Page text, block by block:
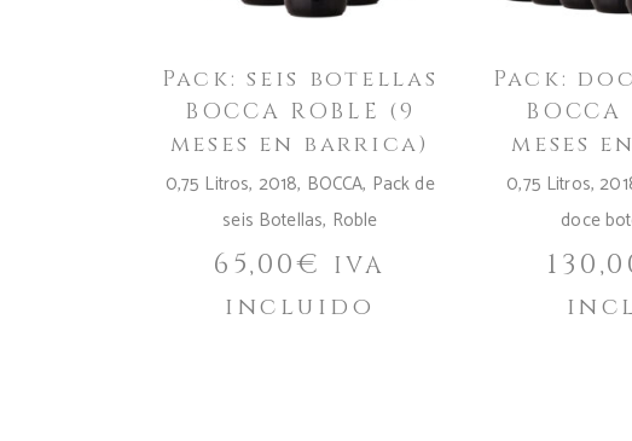
Pack: seis botellas
BOCCA ROBLE (9
meses en barrica)
0,75 Litros, 2018, BOCCA, Pack de
seis Botellas, Roble
65,00€
IVA
incluido
Pack:
BOCCA
meses
0,75 Litros,
doce